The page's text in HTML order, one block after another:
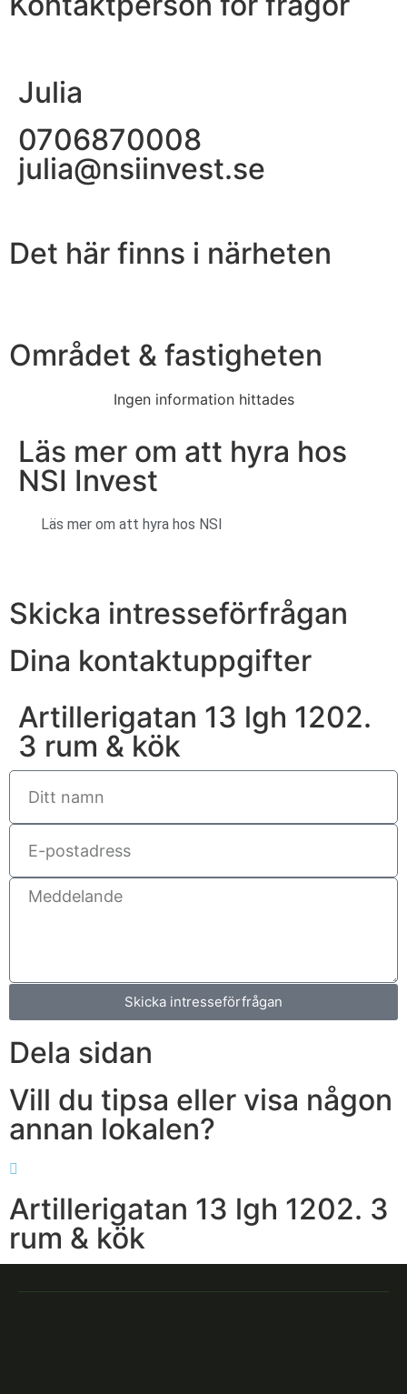
Julia
0706870008
julia@nsiinvest.se
Det här finns i närheten
Området & fastigheten
Ingen information hittades
Läs mer om att hyra hos
NSI Invest
Läs mer om att hyra hos NSI
Skicka intresseförfrågan
Dina kontaktuppgifter
Artillerigatan 13 lgh 1202.
3 rum & kök
Skicka intresseförfrågan
Dela sidan
Vill du tipsa eller visa någon
annan lokalen?
Artillerigatan 13 lgh 1202. 3
rum & kök